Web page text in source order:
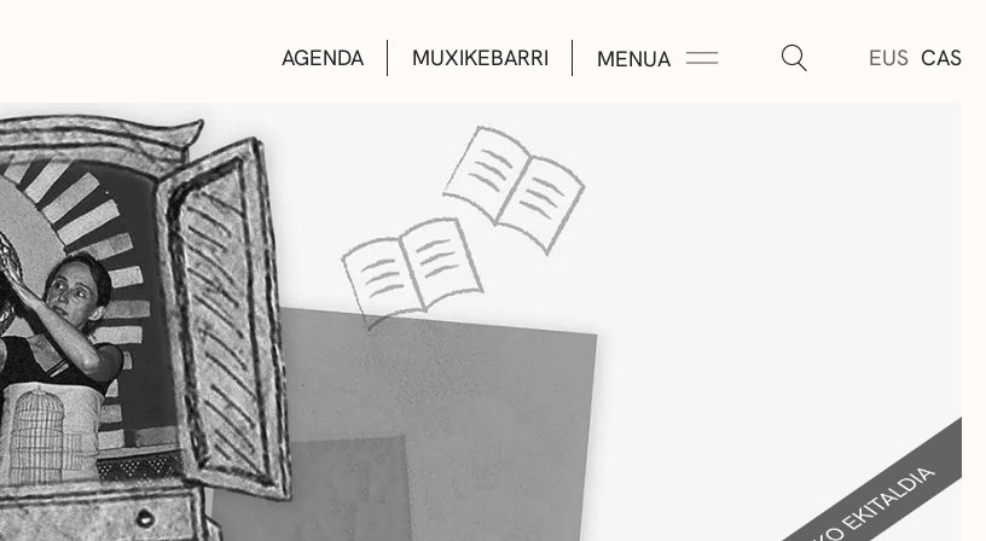
AGENDA MUXIKEBARRI MENUA EUS CAS
KULTUR ETXEAK
LIBURUTEGIAK
MUSIKA ESKOLA